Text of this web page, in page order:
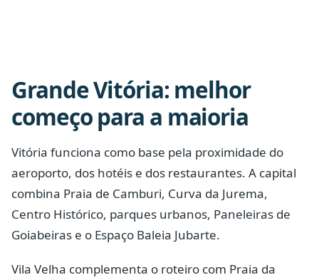
Grande Vitória: melhor
começo para a maioria
Vitória funciona como base pela proximidade do
aeroporto, dos hotéis e dos restaurantes. A capital
combina Praia de Camburi, Curva da Jurema,
Centro Histórico, parques urbanos, Paneleiras de
Goiabeiras e o Espaço Baleia Jubarte.
Vila Velha complementa o roteiro com Praia da